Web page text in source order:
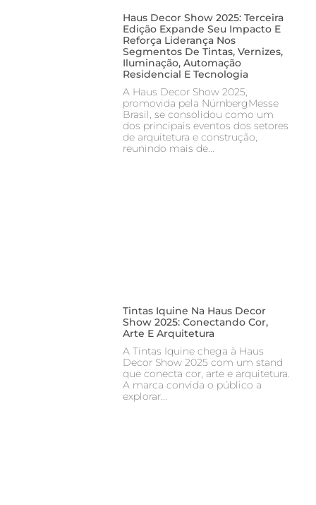
Haus Decor Show 2025: Terceira
Edição Expande Seu Impacto E
Reforça Liderança Nos
Segmentos De Tintas, Vernizes,
Iluminação, Automação
Residencial E Tecnologia
A Haus Decor Show 2025,
promovida pela NürnbergMesse
Brasil, se consolidou como um
dos principais eventos dos setores
de arquitetura e construção,
reunindo mais de
Tintas Iquine Na Haus Decor
Show 2025: Conectando Cor,
Arte E Arquitetura
A Tintas Iquine chega à Haus
Decor Show 2025 com um stand
que conecta cor, arte e arquitetura.
A marca convida o público a
explorar